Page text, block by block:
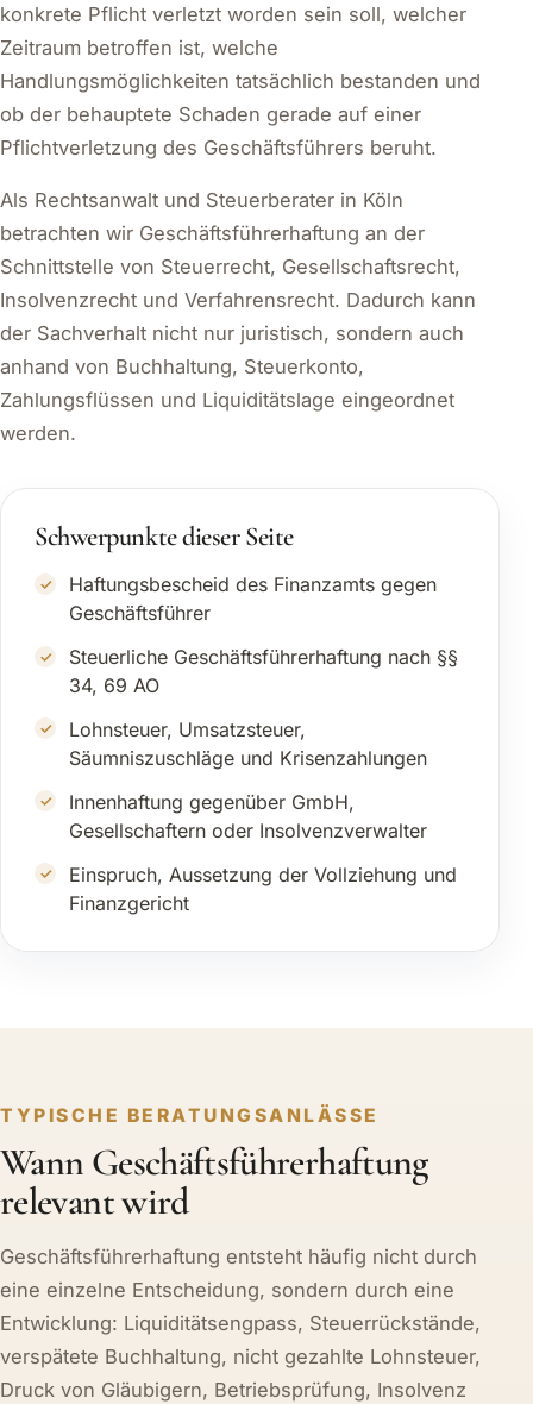
konkrete Pflicht verletzt worden sein soll, welcher
Zeitraum betroffen ist, welche
Handlungsmöglichkeiten tatsächlich bestanden und
ob der behauptete Schaden gerade auf einer
Pflichtverletzung des Geschäftsführers beruht.
Als Rechtsanwalt und Steuerberater in Köln
betrachten wir Geschäftsführerhaftung an der
Schnittstelle von Steuerrecht, Gesellschaftsrecht,
Insolvenzrecht und Verfahrensrecht. Dadurch kann
der Sachverhalt nicht nur juristisch, sondern auch
anhand von Buchhaltung, Steuerkonto,
Zahlungsflüssen und Liquiditätslage eingeordnet
werden.
Schwerpunkte dieser Seite
Haftungsbescheid des Finanzamts gegen
Geschäftsführer
Steuerliche Geschäftsführerhaftung nach §§
34, 69 AO
Lohnsteuer, Umsatzsteuer,
Säumniszuschläge und Krisenzahlungen
Innenhaftung gegenüber GmbH,
Gesellschaftern oder Insolvenzverwalter
Einspruch, Aussetzung der Vollziehung und
Finanzgericht
TYPISCHE BERATUNGSANLÄSSE
Wann Geschäftsführerhaftung
relevant wird
Geschäftsführerhaftung entsteht häufig nicht durch
eine einzelne Entscheidung, sondern durch eine
Entwicklung: Liquiditätsengpass, Steuerrückstände,
verspätete Buchhaltung, nicht gezahlte Lohnsteuer,
Druck von Gläubigern, Betriebsprüfung, Insolvenz